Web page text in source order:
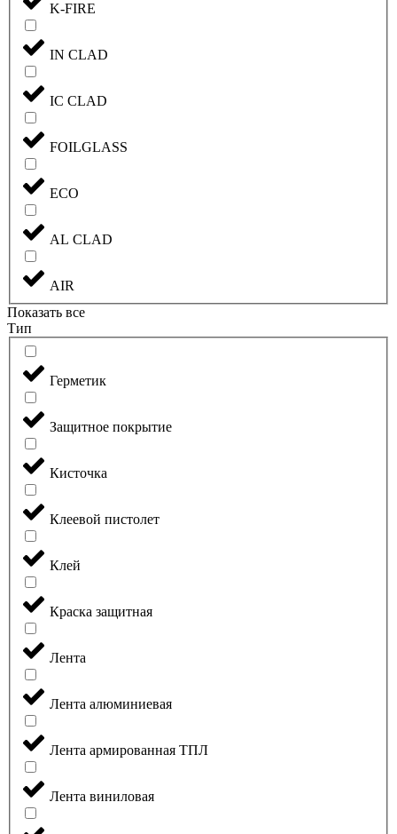
K-FIRE
IN CLAD
IC CLAD
FOILGLASS
ECO
AL CLAD
AIR
Показать все
Тип
Герметик
Защитное покрытие
Кисточка
Клеевой пистолет
Клей
Краска защитная
Лента
Лента алюминиевая
Лента армированная ТПЛ
Лента виниловая